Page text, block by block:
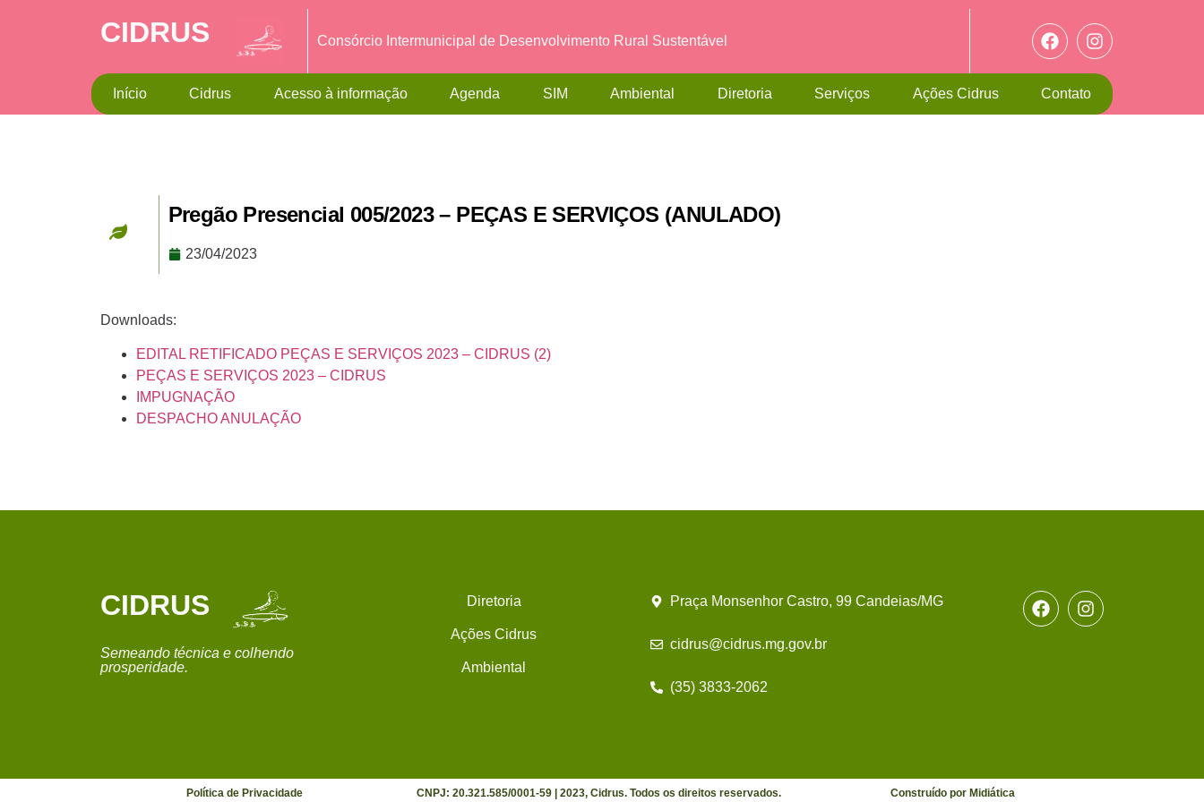
CIDRUS Consórcio Intermunicipal de Desenvolvimento Rural Sustentável
Início Cidrus Acesso à informação Agenda SIM Ambiental Diretoria Serviços Ações Cidrus Contato
Pregão Presencial 005/2023 – PEÇAS E SERVIÇOS (ANULADO)
23/04/2023
Downloads:
EDITAL RETIFICADO PEÇAS E SERVIÇOS 2023 – CIDRUS (2)
PEÇAS E SERVIÇOS 2023 – CIDRUS
IMPUGNAÇÃO
DESPACHO ANULAÇÃO
CIDRUS
Semeando técnica e colhendo
prosperidade.
Diretoria
Ações Cidrus
Ambiental
Praça Monsenhor Castro, 99 Candeias/MG
cidrus@cidrus.mg.gov.br
(35) 3833-2062
Política de Privacidade CNPJ: 20.321.585/0001-59 | 2023, Cidrus. Todos os direitos reservados. Construído por Midiática